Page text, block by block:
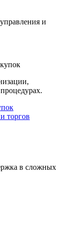
и
торгов
в сложных